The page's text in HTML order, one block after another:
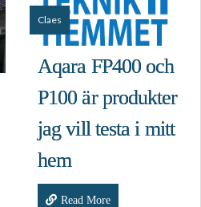
Claes
Aqara FP400 och
P100 är produkter
jag vill testa i mitt
hem
Read More